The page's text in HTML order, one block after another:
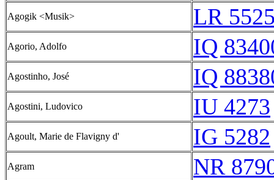
Agogik <Musik> LR
Agorio, Adolfo IQ
Agostinho, José IQ
Agostini, Ludovico IU 4273
Agoult, Marie de Flavigny d' IG 5282
Agram NR